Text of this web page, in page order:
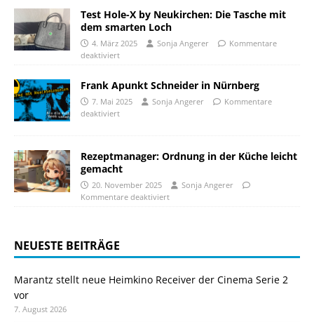
Test Hole-X by Neukirchen: Die Tasche mit
dem smarten Loch
4. März 2025 Sonja Angerer
Kommentare
deaktiviert
Frank Apunkt Schneider in Nürnberg
7. Mai 2025 Sonja Angerer
Kommentare
deaktiviert
Rezeptmanager: Ordnung in der Küche leicht
gemacht
20. November 2025
Sonja Angerer
Kommentare deaktiviert
NEUESTE BEITRÄGE
Marantz stellt neue Heimkino Receiver der Cinema Serie 2
vor
7. August 2026